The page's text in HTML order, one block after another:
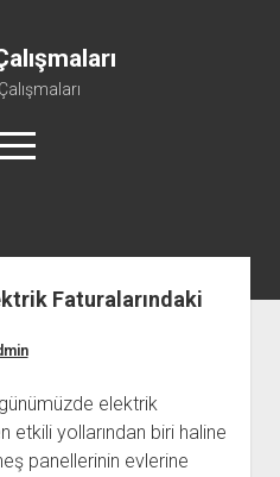
Faturalarındaki
elektrik
etkili yollarından biri haline
panellerinin evlerine